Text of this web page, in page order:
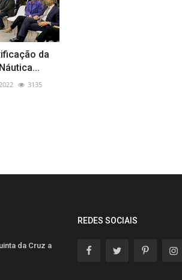
da
3135
da Cruz a
REDES SOCIAIS